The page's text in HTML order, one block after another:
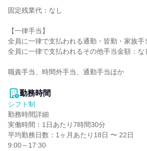
固定残業代：なし
【一律手当】
全員に一律で支払われる通勤・皆勤・家族手
全員に一律で支払われるその他手当金額：な
職責手当、時間外手当、通勤手当ほか
勤務時間
シフト制
勤務時間詳細
実働時間：1日あたり7時間30分
平均勤務日数：1ヶ月あたり18日 〜 22日
9:00～17:30